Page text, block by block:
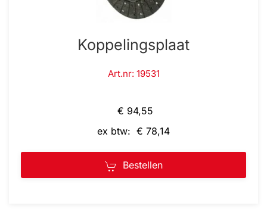
Koppelingsplaat
Art.nr: 19531
€ 94,55
ex btw: € 78,14
Bestellen